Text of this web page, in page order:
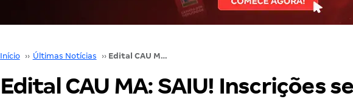
Início ›› Últimas Notícias ›› Edital CAU MA: SAIU! Inscrições seguem até o dia 25/8!
Edital CAU MA: SAIU! Inscrições